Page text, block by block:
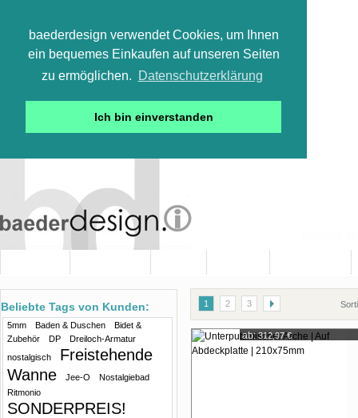
baederdesign verwendet Cookies, um Ihnen
ein bequemes Einkaufen auf unseren Seiten
zu ermöglichen.
Datenschutzerklärung
Ich bin einverstanden
1 2 3
ab: 312,97 €
Beliebte Tags von Kunden:
5mm Baden & Duschen
Bidet &
Zubehör
DP
Dreiloch-Armatur
nostalgisch
Freistehende
Wanne
Jee-O
Nostalgiebad
Ritmonio
SONDERPREIS!